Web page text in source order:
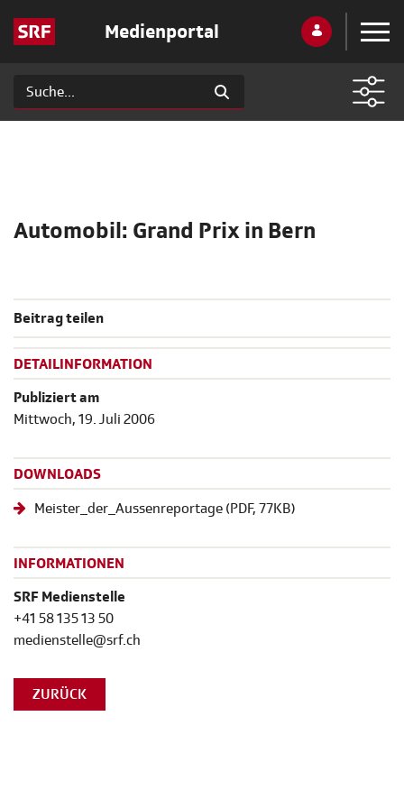
Medienportal
Automobil: Grand Prix in Bern
Beitrag teilen
DETAILINFORMATION
Publiziert am
Mittwoch, 19. Juli 2006
DOWNLOADS
Meister_der_Aussenreportage (PDF, 77KB)
INFORMATIONEN
SRF Medienstelle
+41 58 135 13 50
medienstelle@srf.ch
ZURÜCK